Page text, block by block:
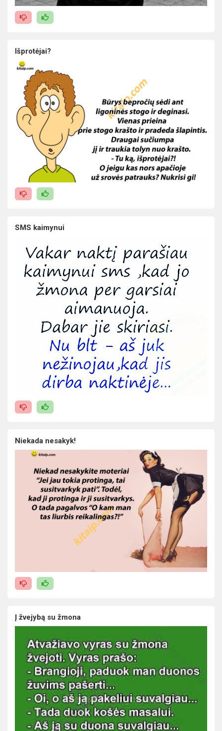
Išprotėjai?
SMS kaimynui
Niekada nesakyk!
Į žvejybą su žmona